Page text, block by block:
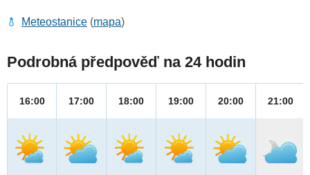
Meteostanice (mapa)
Podrobná předpověď na 24 hodin
16:00 17:00 18:00 19:00 20:00 21:00